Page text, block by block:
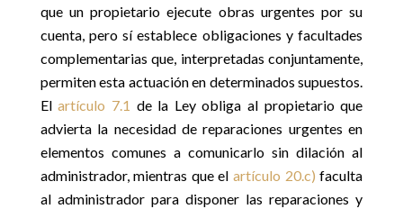
que un propietario ejecute obras urgentes por su
cuenta, pero sí establece obligaciones y facultades
complementarias que, interpretadas conjuntamente,
permiten esta actuación en determinados supuestos.
Elartículo 7.1 de la Ley obliga al propietario que
advierta la necesidad de reparaciones urgentes en
elementos comunes a comunicarlo sin dilación al
administrador, mientras que elartículo 20.c)faculta
al administrador para disponer las reparaciones y